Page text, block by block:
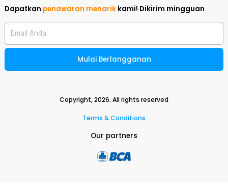
Dapatkan penawaran menarik kami! Dikirim mingguan
Email Anda
Mulai Berlangganan
Copyright,2026. All rights reserved
Terms & Conditions
Our partners